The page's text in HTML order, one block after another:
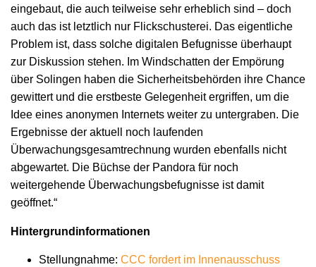
eingebaut, die auch teilweise sehr erheblich sind – doch
auch das ist letztlich nur Flickschusterei. Das eigentliche
Problem ist, dass solche digitalen Befugnisse überhaupt
zur Diskussion stehen. Im Windschatten der Empörung
über Solingen haben die Sicherheitsbehörden ihre Chance
gewittert und die erstbeste Gelegenheit ergriffen, um die
Idee eines anonymen Internets weiter zu untergraben. Die
Ergebnisse der aktuell noch laufenden
Überwachungsgesamtrechnung wurden ebenfalls nicht
abgewartet. Die Büchse der Pandora für noch
weitergehende Überwachungsbefugnisse ist damit
geöffnet.“
Hintergrundinformationen
Stellungnahme: CCC fordert im Innenausschuss